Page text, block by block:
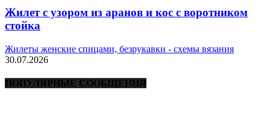
Жилет с узором из аранов и кос с воротником
стойка
Жилеты женские спицами, безрукавки - схемы вязания
30.07.2026
ПОПУЛЯРНЫЕ СООБЩЕНИЯ